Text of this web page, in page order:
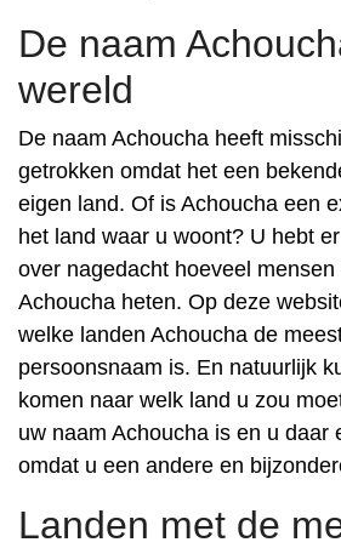
De naam
wereld
De naam Achoucha heeft
getrokken omdat het een
eigen land. Of is Achoucha een
het land waar u woont? U hebt
over nagedacht hoeveel
Achoucha heten. Op deze
welke landen Achoucha de
persoonsnaam is. En natuurlijk
komen naar welk land u zou
uw naam Achoucha is en u daar
omdat u een andere en
Landen met de